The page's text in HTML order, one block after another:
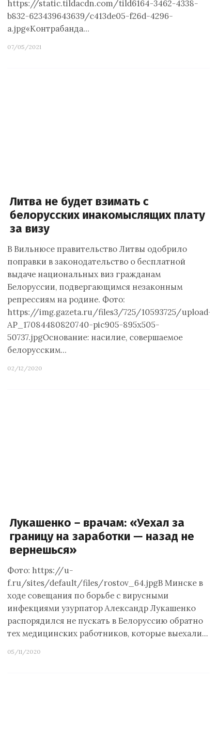
https://static.tildacdn.com/tild6164-3462-4338-
b832-623439643639/c413de05-f26d-4296-
a.jpg«Контрабанда…
07/05/2021
Литва не будет взимать с
белорусских инакомыслящих плату
за визу
В Вильнюсе правительство Литвы одобрило
поправки в законодательство о бесплатной
выдаче национальных виз гражданам
Белоруссии, подвергающимся незаконным
репрессиям на родине. Фото:
https://img.gazeta.ru/files3/725/10593725/upload-
AP_17084480820740-pic905-895x505-
50737.jpgОснование: насилие, совершаемое
белорусским…
02/12/2020
Лукашенко – врачам: «Уехал за
границу на заработки — назад не
вернешься»
Фото: https://u-
f.ru/sites/default/files/rostov_64.jpgВ Минске в
ходе совещания по борьбе с вирусными
инфекциями узурпатор Александр Лукашенко
распорядился не пускать в Белоруссию обратно
тех медицинских работников, которые выехали…
05/11/2020